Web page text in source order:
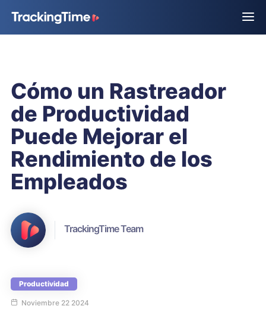
Cómo un Rastreador
de Productividad
Puede Mejorar el
Rendimiento de los
Empleados
TrackingTime Team
Productividad
Noviembre 22 2024